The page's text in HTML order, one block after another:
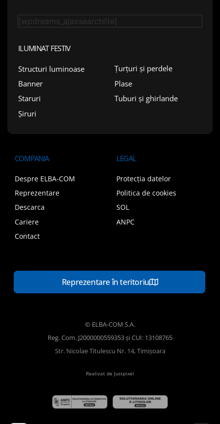
[wpdreams_ajaxsearchlite]
ILUMINAT FESTIV
Structuri luminoase
Banner
Staruri
Șiruri
Țurțuri și perdele
Plase
Tuburi și ghirlande
COMPANIA
Despre ELBA-COM
Reprezentare
Descarca
Cariere
Contact
LEGAL
Protecția datelor
Politica de cookies
SOL
ANPC
Reprezentare în teritoriu
© ELBA-COM S.A.
Reg. Com. J2000000559353 și CUI: 13108765
Str. Nicolae Titulescu Nr. 14, Timișoara
Realizat de Justpixel